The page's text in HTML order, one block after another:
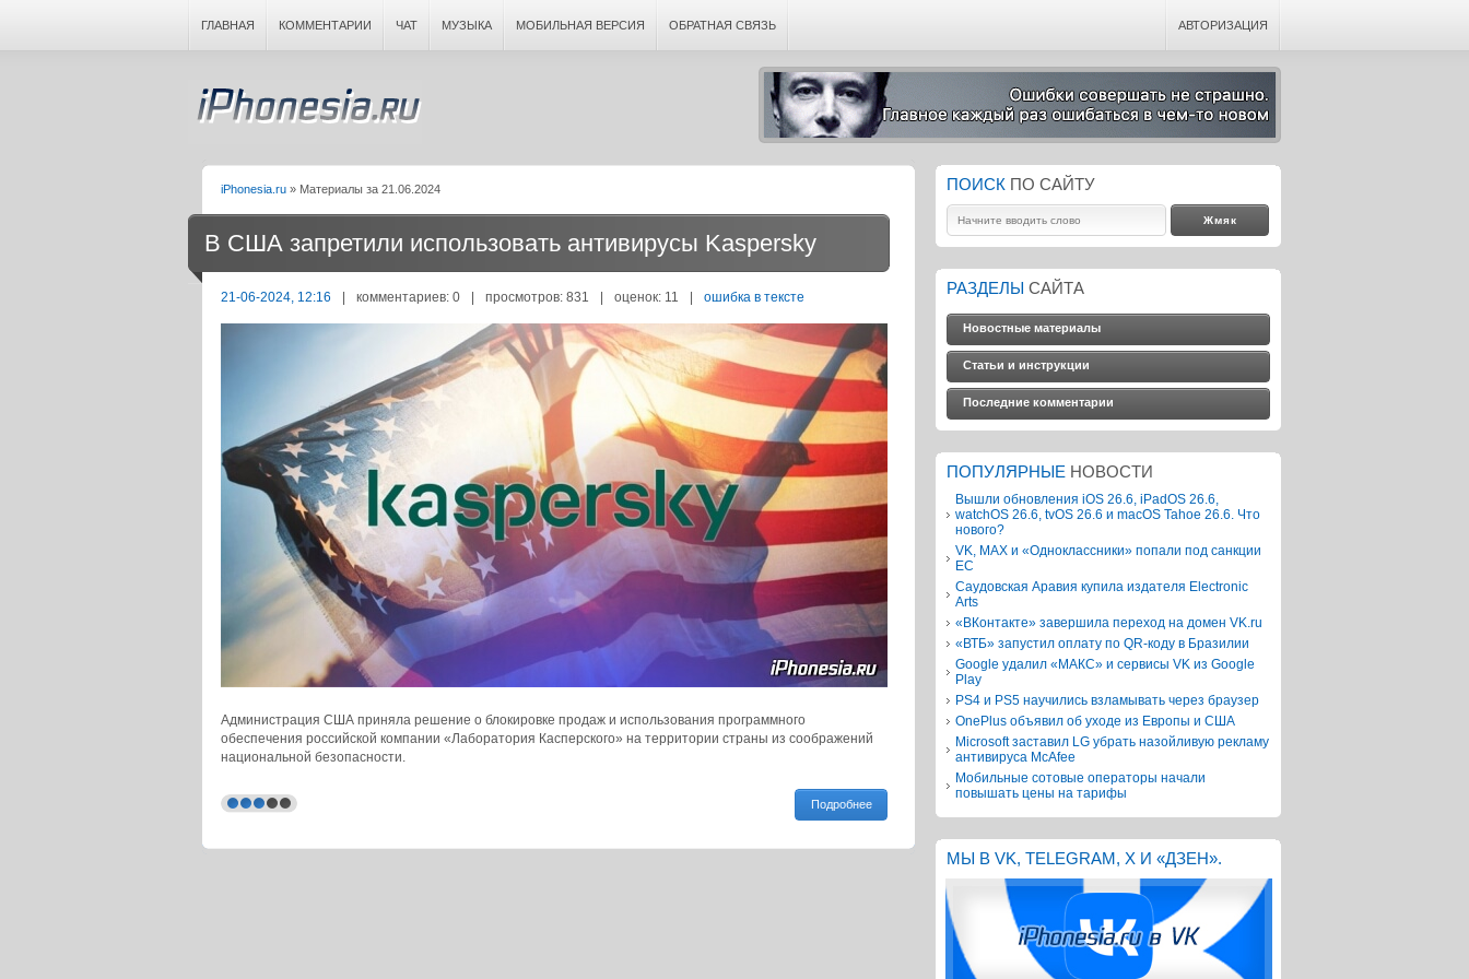
ГЛАВНАЯ КОММЕНТАРИИ ЧАТ МУЗЫКА МОБИЛЬНАЯ ВЕРСИЯ ОБРАТНАЯ СВЯЗЬ АВТОРИЗАЦИЯ
iPhonesia.ru » Материалы за 21.06.2024
В США запретили использовать антивирусы Kaspersky
21-06-2024, 12:16 | комментариев: 0 | просмотров: 831 | оценок: 11 | ошибка в тексте
Администрация США приняла решение о блокировке продаж и использования программного
обеспечения российской компании «Лаборатория Касперского» на территории страны из соображений
национальной безопасности.
Подробнее
ПОИСК ПО САЙТУ
РАЗДЕЛЫ САЙТА
Новостные материалы
Статьи и инструкции
Последние комментарии
ПОПУЛЯРНЫЕ НОВОСТИ
Вышли обновления iOS 26.6, iPadOS 26.6,
watchOS 26.6, tvOS 26.6 и macOS Tahoe 26.6. Что
нового?
VK, MAX и «Одноклассники» попали под санкции
ЕС
Саудовская Аравия купила издателя Electronic
Arts
«ВКонтакте» завершила переход на домен VK.ru
«ВТБ» запустил оплату по QR-коду в Бразилии
Google удалил «МАКС» и сервисы VK из Google
Play
PS4 и PS5 научились взламывать через браузер
OnePlus объявил об уходе из Европы и США
Microsoft заставил LG убрать назойливую рекламу
антивируса McAfee
Мобильные сотовые операторы начали
повышать цены на тарифы
МЫ В VK, TELEGRAM, X И «ДЗЕН».